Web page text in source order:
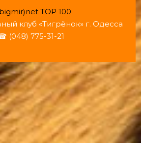
клуб «Тигрёнок» г. Одесса
(048) 775-31-21